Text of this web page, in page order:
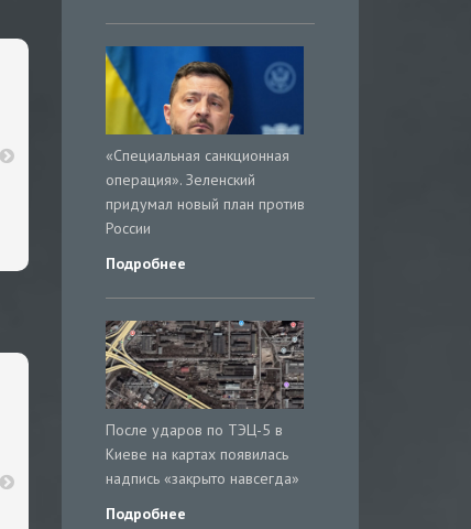
«Специальная санкционная
операция». Зеленский
придумал новый план против
России
Подробнее
После ударов по ТЭЦ-5 в
Киеве на картах появилась
надпись «закрыто навсегда»
Подробнее